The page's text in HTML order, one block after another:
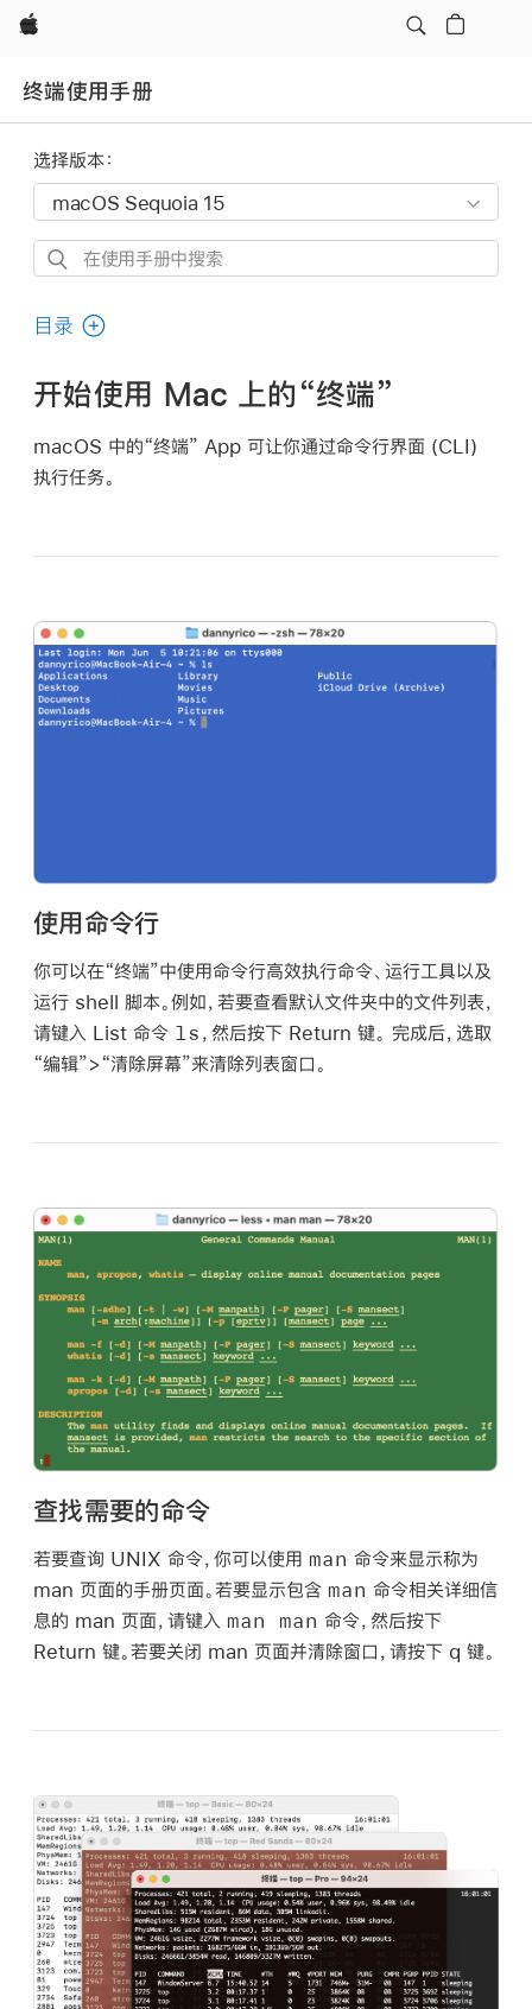
Apple
终端使用手册
选择版本：
在
用
册
中
搜
索
目录
开始使用 Mac 上的“终端”
macOS 中的“终端” App 可让你通过命令行界面 (CLI)
执行任务。
使用命令行
你可以在“终端”中使用命令行高效执行命令、运行工具以及
运行 shell 脚本。例如，若要查看默认文件夹中的文件列表，
请键入 List 命令 ls ，然后按下 Return 键。 完成后，选取
“编辑”>“清除屏幕”来清除列表窗口。
查找需要的命令
若要查询 UNIX 命令，你可以使用 man 命令来显示称为
man 页面的手册页面。若要显示包含 man 命令相关详细信
息的 man 页面，请键入 man man 命令，然后按下
Return 键。若要关闭 man 页面并清除窗口，请按下 q 键。